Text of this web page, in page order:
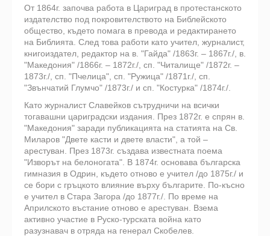
От 1864г. започва работа в Цариград в протестанското
издателство под покровител­ството на Библейското
общество, където помага в превода и редактирането
на Библия­та. След това работи като учител, журналист,
книгоиздател, редактор на в. "Гайда" /1863г. – 1867г./, в.
"Македония" /1866г. – 1872г./, сп. "Читалище" /1872г. –
1873г./, сп. "Пчелица", сп. "Ружица" /1871г./, сп.
"Звънчатий Глумчо" /1873г./ и сп. "Костурка" /1874г./.
Като журналист Славейков сътрудничи на всички
тогавашни цариградски издания. През 1872г. е спрян в.
"Македония" заради публикацията на статията на Св.
Миларов "Двете касти и двете власти", а той –
арестуван. През 1873г. създава известната поема
"Изворът на белоногата". В 1874г. основава българска
гимназия в Одрин, където отново е учител /до 1875г./ и
се бори с гръцкото влияние върху българите. По-късно
е учител в Стара Загора /до 1877г./. По време на
Априлското въстание отново е арестуван. Взема
активно участие в Руско-турската война като
разузнавач в отряда на генерал Скобелев.